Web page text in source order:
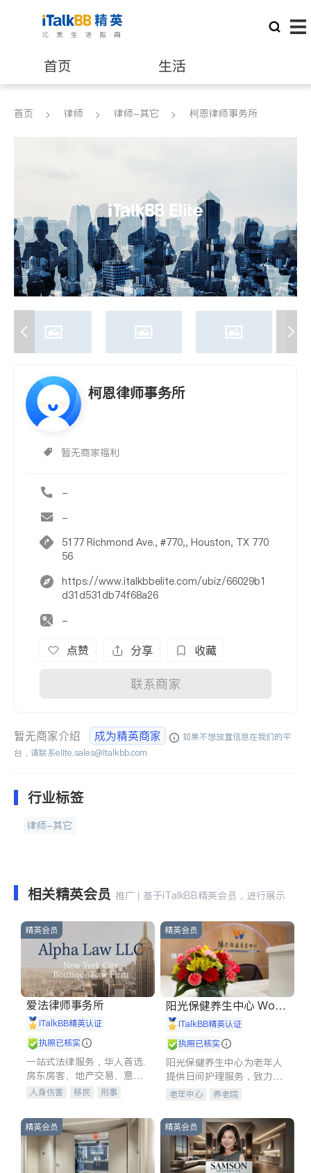
首页 生活
医生 律师
养老 非盈利组织
首页 律师 律师-其它 柯恩律师事务所
柯恩律师事务所
暂无商家福利
-
-
5177 Richmond Ave., #770,, Houston, TX 770
56
https://www.italkbbelite.com/ubiz/66029b1
d31d531db74f68a26
-
点赞 分享 收藏
联系商家
暂无商家介绍 成为精英商家
如果不想放置信息在我们的平
台，请联系elite.sales@italkbb.com
行业标签
律师-其它
相关精英会员 推广 | 基于iTalkBB精英会员，进行展示
精英会员
爱法律师事务所
iTalkBB精英认证
执照已核实
一站式法律服务，华人首选.
房东房客、地产交易、意外
伤害、车祸重伤、商业诉
建筑合同、刑事案件全包办
人身伤害 移民
刑事
信托/遗嘱
商业
商标注册
索赔
律师-其它
精英会员
阳光保健养生中心 World
shine
iTalkBB精英认证
执照已核实
阳光保健养生中心为老年人
提供日间护理服务，致力于
通过持续的护理创新来有效
老年中心 养老院
精英会员 精英会员